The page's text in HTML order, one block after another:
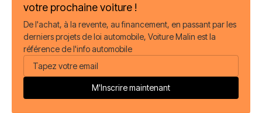
votre prochaine voiture !
De l'achat, à la revente, au financement, en passant par les
derniers projets de loi automobile, Voiture Malin est la
référence de l'info automobile